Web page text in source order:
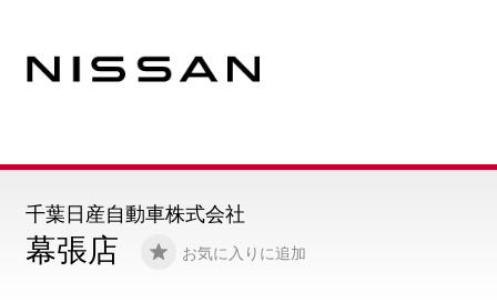
幕張店 お気に入りに追加
千葉日産自動車株式会社